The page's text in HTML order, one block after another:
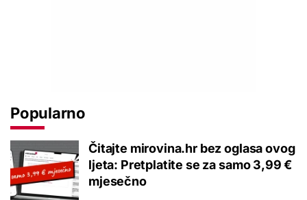
Popularno
Čitajte mirovina.hr bez oglasa ovog
ljeta: Pretplatite se za samo 3,99 €
mjesečno